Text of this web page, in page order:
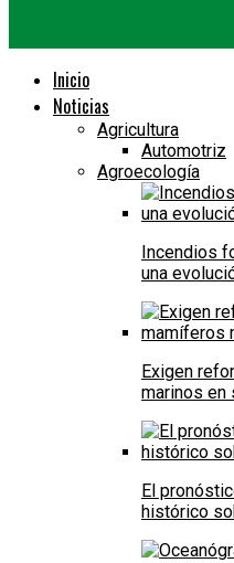
Inicio
Noticias
Agricultura
Automotriz
Agroecología
Incendios
una
Exigen
marinos en
El
histórico